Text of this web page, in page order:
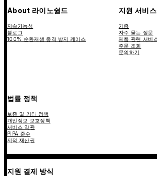
About 라이노쉴드
지속가능성
블로그
100% 순환재생 충격 방지 케이스
지원 서비스
기종
자주 묻는 질문
제품 관련 서비
주문 조회
문의하기
법률 정책
보증 및 기타 정책
개인정보 보호정책
서비스 약관
PIPA 준수
지적 재산권
지원 결제 방식